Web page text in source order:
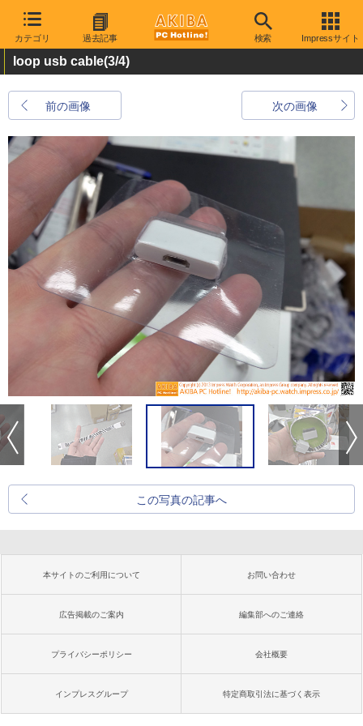
カテゴリ 過去記事 検索 Impressサイト
loop usb cable(3/4)
前の画像 次の画像
この写真の記事へ
本サイトのご利用について お問い合わせ
広告掲載のご案内 編集部へのご連絡
プライバシーポリシー 会社概要
インプレスグループ 特定商取引法に基づく表示